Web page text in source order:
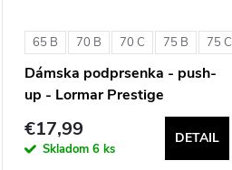
65 B 70 B 70 C 75 B 75 C
Dámska podprsenka - push-
up - Lormar Prestige
€17,99
Skladom6 ks
DETAIL